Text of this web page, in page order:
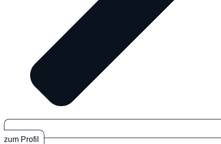
zum Profil